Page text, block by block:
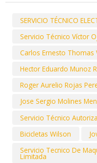
SERVICIO TÉCNICO
Servicio Técnico Víctor
Carlos Ernesto Thomas
Hector Eduardo Munoz
Roger Aurelio Rojas
Jose Sergio Molines
Servicio Técnico
Bicicletas Wilson
Servicio Tecnico De
Limitada